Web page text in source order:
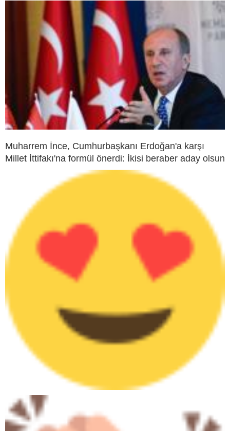
Muharrem İnce, Cumhurbaşkanı Erdoğan'a karşı
Millet İttifakı'na formül önerdi: İkisi beraber aday olsun